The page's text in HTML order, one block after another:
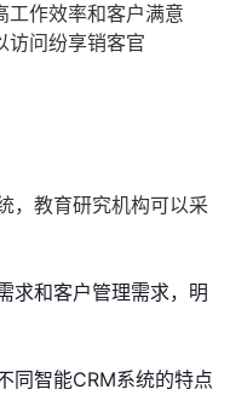
工作效率和客户满意
访问纷享销客官
，教育研究机构可以采
求和客户管理需求，明
同智能CRM系统的特点